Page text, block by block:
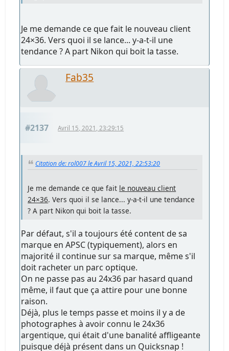
Je me demande ce que fait le nouveau client
24×36. Vers quoi il se lance... y-a-t-il une
tendance ? A part Nikon qui boit la tasse.
Fab35
#2137 Avril 15, 2021, 23:29:15
Citation de: rol007 le Avril 15, 2021, 22:53:20
Je me demande ce que fait le nouveau client
24×36. Vers quoi il se lance... y-a-t-il une tendance
? A part Nikon qui boit la tasse.
Par défaut, s'il a toujours été content de sa
marque en APSC (typiquement), alors en
majorité il continue sur sa marque, même s'il
doit racheter un parc optique.
On ne passe pas au 24x36 par hasard quand
même, il faut que ça attire pour une bonne
raison.
Déjà, plus le temps passe et moins il y a de
photographes à avoir connu le 24x36
argentique, qui était d'une banalité affligeante
puisque déjà présent dans un Quicksnap !